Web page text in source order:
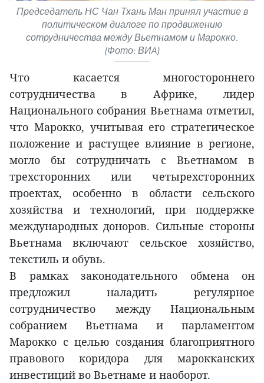
Председатель НС Чан Тхань Ман принял участие в
политическом диалоге по продвижению
сотрудничества между Вьетнамом и Марокко.
(Фото: ВИA)
Что касается многостороннего
сотрудничества в Африке, лидер
Национального собрания Вьетнама отметил,
что Марокко, учитывая его стратегическое
положение и растущее влияние в регионе,
могло бы сотрудничать с Вьетнамом в
трехсторонних или четырехсторонних
проектах, особенно в области сельского
хозяйства и технологий, при поддержке
международных доноров. Сильные стороны
Вьетнама включают сельское хозяйство,
текстиль и обувь.
В рамках законодательного обмена он
предложил наладить регулярное
сотрудничество между Национальным
собранием Вьетнама и парламентом
Марокко с целью создания благоприятного
правового коридора для марокканских
инвестиций во Вьетнаме и наоборот.